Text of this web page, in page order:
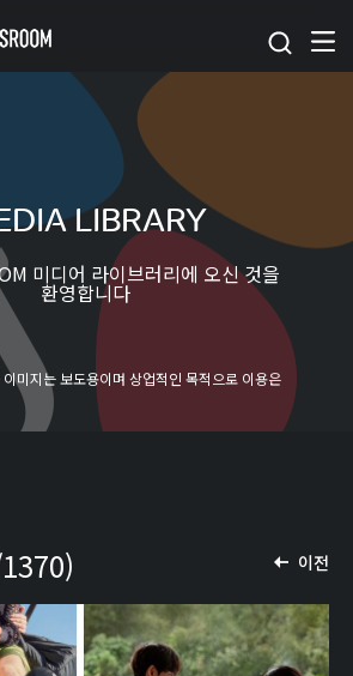
본문 바로가기
LIBRARY
미디어 라이브러리에 오신 것을
환영합니다
미지는 보도용이며 상업적인 목적으로 이용은
이전